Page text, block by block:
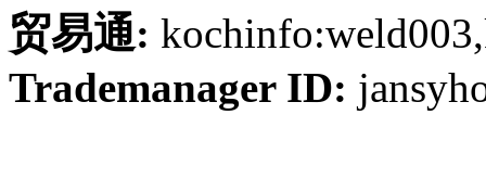
贸易通:
Trademanager ID: